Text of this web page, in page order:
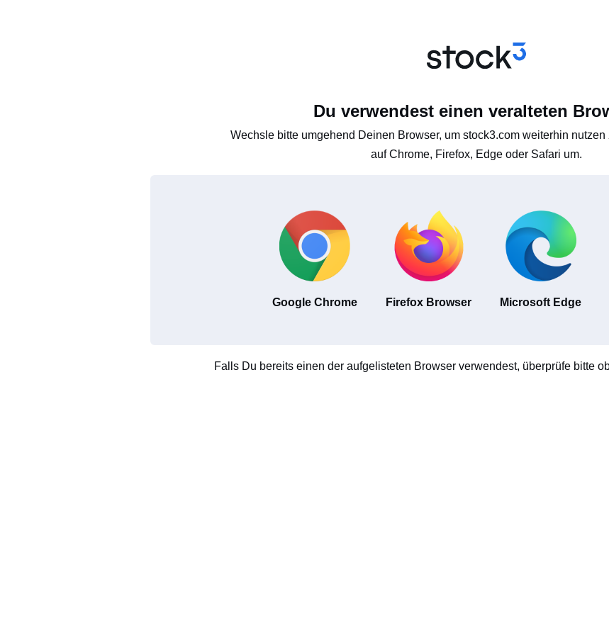
Du verwendest einen veralteten
Wechsle bitte umgehend Deinen Browser, um stock3.com weiterhin
auf Chrome, Firefox, Edge oder Safari um.
Google Chrome Firefox Browser Microsoft Edge
Falls Du bereits einen der aufgelisteten Browser verwendest, überprüfe bitte